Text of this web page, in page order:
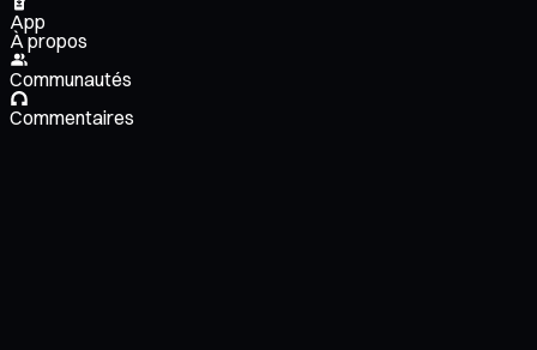
App
À propos
Communautés
Commentaires